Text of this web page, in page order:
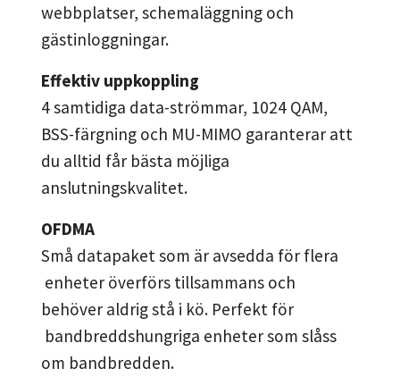
webbplatser, schemaläggning och
gästinloggningar.
Effektiv uppkoppling
4 samtidiga data-strömmar, 1024 QAM,
BSS-färgning och MU-MIMO garanterar att
du alltid får bästa möjliga
anslutningskvalitet.
OFDMA
Små datapaket som är avsedda för flera
enheter överförs tillsammans och
behöver aldrig stå i kö. Perfekt för
bandbreddshungriga enheter som slåss
om bandbredden.